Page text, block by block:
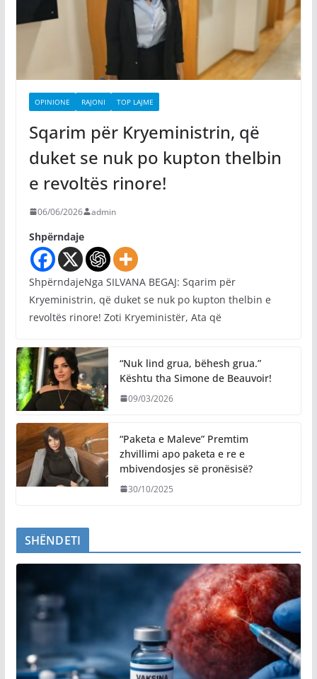
OPINIONE RAJONI TOP LAJME
Sqarim për Kryeministrin, që
duket se nuk po kupton thelbin
e revoltës rinore!
06/06/2026 admin
Shpërndaje
ShpërndajeNga SILVANA BEGAJ: Sqarim për
Kryeministrin, që duket se nuk po kupton thelbin e
revoltës rinore! Zoti Kryeministër, Ata që
“Nuk lind grua, bëhesh grua.”
Kështu tha Simone de Beauvoir!
09/03/2026
“Paketa e Maleve” Premtim
zhvillimi apo paketa e re e
mbivendosjes së pronësisë?
30/10/2025
SHËNDETI